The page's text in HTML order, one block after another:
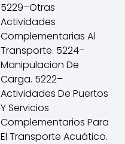
5229–Otras
Actividades
Complementarias Al
Transporte. 5224–
Manipulacion De
Carga. 5222–
Actividades De Puertos
Y Servicios
Complementarios Para
El Transporte Acuático.